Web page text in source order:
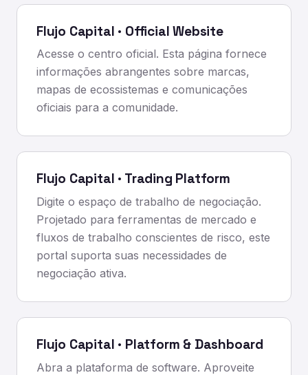
Flujo Capital · Official Website
Acesse o centro oficial. Esta página fornece
informações abrangentes sobre marcas,
mapas de ecossistemas e comunicações
oficiais para a comunidade.
Flujo Capital · Trading Platform
Digite o espaço de trabalho de negociação.
Projetado para ferramentas de mercado e
fluxos de trabalho conscientes de risco, este
portal suporta suas necessidades de
negociação ativa.
Flujo Capital · Platform & Dashboard
Abra a plataforma de software. Aproveite